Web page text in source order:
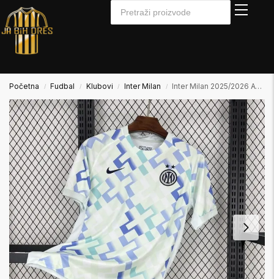
Početna / Fudbal / Klubovi / Inter Milan / Inter Milan 2025/2026 Away Gostujući Dres